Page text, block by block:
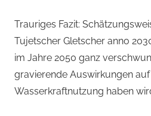
Trauriges Fazit:
Tujetscher Gletscher anno
im Jahre 2050 ganz
gravierende Auswirkungen
Wasserkraftnutzung haben